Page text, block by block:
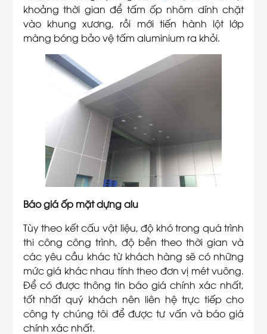
khoảng thời gian để tấm ốp nhôm dính chặt
vào khung xương, rồi mới tiến hành lột lớp
màng bóng bảo vệ tấm aluminium ra khỏi.
Báo giá ốp mặt dựng alu
Tùy theo kết cấu vật liệu, độ khó trong quá trình
thi công công trình, độ bền theo thời gian và
các yêu cầu khác từ khách hàng sẽ có những
mức giá khác nhau tính theo đơn vị mét vuông.
Để có được thông tin báo giá chính xác nhất,
tốt nhất quý khách nên liên hệ trực tiếp cho
công ty chúng tôi để được tư vấn và báo giá
chính xác nhất.